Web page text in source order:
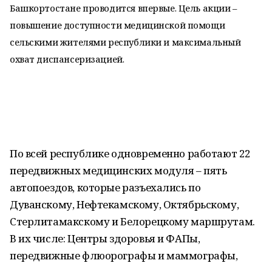
Башкортостане проводится впервые. Цель акции –
повышение доступности медицинской помощи
сельскими жителями республики и максимальный
охват диспансеризацией.
По всей республике одновременно работают 22
передвижных медицинских модуля – пять
автопоездов, которые разъехались по
Дуванскому, Нефтекамскому, Октябрьскому,
Стерлитамакскому и Белорецкому маршрутам.
В их числе: Центры здоровья и ФАПы,
передвижные флюорографы и маммографы,